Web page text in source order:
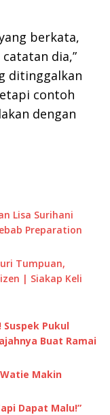
berkata,
dia,”
ditinggalkan
contoh
dengan
Lisa Surihani
Preparation
Tumpuan,
| Siakap Keli
Pukul
Buat Ramai
Watie Makin
Dapat Malu!”